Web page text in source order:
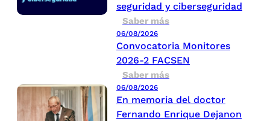
seguridad y ciberseguridad
Saber más
06/08/2026
Convocatoria Monitores
2026-2 FACSEN
Saber más
06/08/2026
En memoria del doctor
Fernando Enrique Dejanon